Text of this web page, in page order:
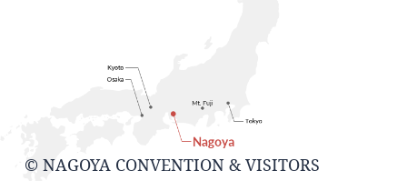
© NAGOYA CONVENTION & VISITORS